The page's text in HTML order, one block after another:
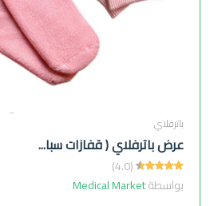
باترفلاي
عرض باترفلاي ( قفازات سبا...
(4.0)
بواسطةMedical Market